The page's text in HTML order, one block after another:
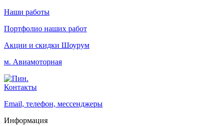
Наши работы
Портфолио наших работ
Акции и скидки Шоурум
м. Авиамоторная
Контакты
Email, телефон, мессенджеры
Информация